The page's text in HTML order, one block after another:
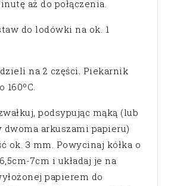
aż do połączenia.
do lodówki na ok. 1
na 2 części. Piekarnik
160ºC.
podsypując mąką (lub
dwoma arkuszami papieru)
ok. 3 mm. Powycinaj kółka o
7cm i układaj je na
papierem do